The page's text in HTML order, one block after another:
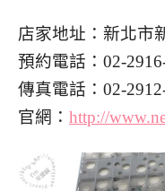
店家地址：新北市
預約電話：02-
傳真電話：02-
官網： http://